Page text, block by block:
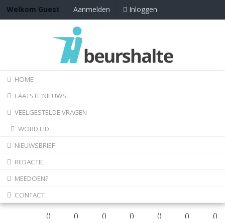
Welkom Guest Aanmelden Inloggen
HOME
LAATSTE NIEUWS
VEELGESTELDE VRAGEN
WORD LID
NIEUWSBRIEF
REDACTIE
MEEDOEN?
CONTACT